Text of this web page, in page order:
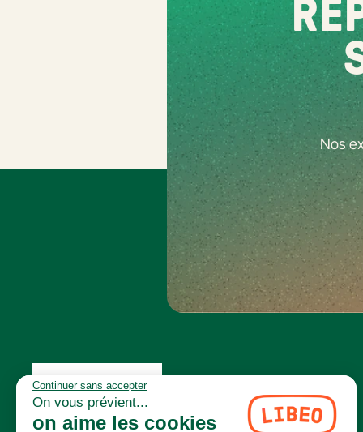
Nos
Continuer sans accepter
On vous prévient...
on aime les cookies